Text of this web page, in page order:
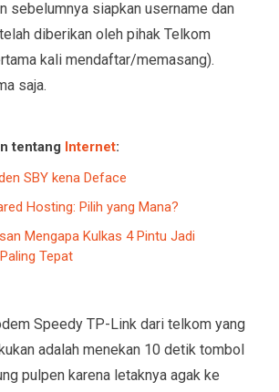
sebelumnya siapkan username dan
diberikan oleh pihak Telkom
kali mendaftar/memasang).
saja.
tentang Internet:
SBY kena Deface
Hosting: Pilih yang Mana?
Mengapa Kulkas 4 Pintu Jadi
Tepat
Speedy TP-Link dari telkom yang
adalah menekan 10 detik tombol
pulpen karena letaknya agak ke